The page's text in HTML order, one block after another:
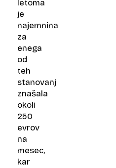
letoma
je
najemnina
za
enega
od
teh
stanovanj
znašala
okoli
250
evrov
na
mesec,
kar